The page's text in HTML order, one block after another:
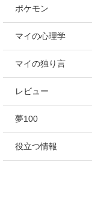
ポケモン
マイの心理学
マイの独り言
レビュー
夢100
役立つ情報